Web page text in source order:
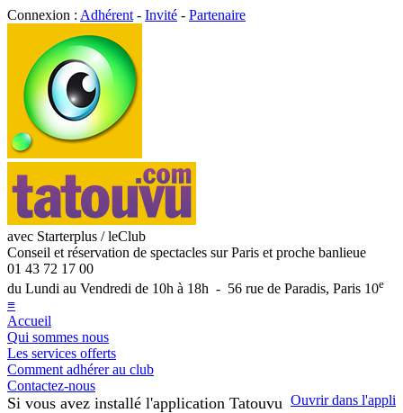
Connexion : Adhérent - Invité - Partenaire
avec Starterplus / leClub
Conseil et réservation de spectacles sur Paris et proche banlieue
01 43 72 17 00
du Lundi au Vendredi de 10h à 18h - 56 rue de Paradis, Paris 10e
≡
Accueil
Qui sommes nous
Les services offerts
Comment adhérer au club
Contactez-nous
Ouvrir dans l'appli
Si vous avez installé l'application Tatouvu